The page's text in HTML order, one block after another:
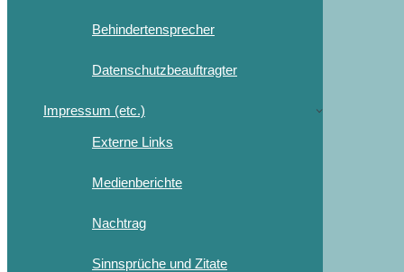
Behindertensprecher
Datenschutzbeauftragter
Impressum (etc.)
Externe Links
Medienberichte
Nachtrag
Sinnsprüche und Zitate